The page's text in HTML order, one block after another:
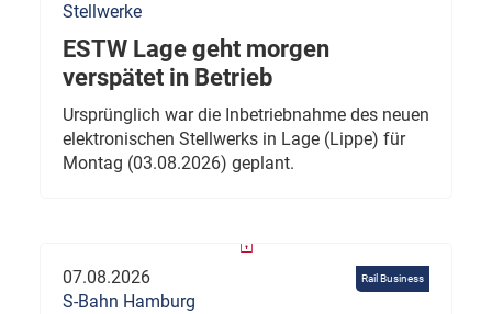
Stellwerke
ESTW Lage geht morgen
verspätet in Betrieb
Ursprünglich war die Inbetriebnahme des neuen
elektronischen Stellwerks in Lage (Lippe) für
Montag (03.08.2026) geplant.
Rail Business
07.08.2026
S-Bahn Hamburg